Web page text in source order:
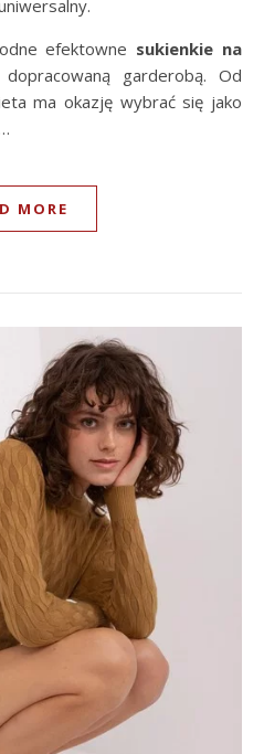
efektowne sukienkie na
garderobą. Od
ma okazję wybrać się jako
MORE